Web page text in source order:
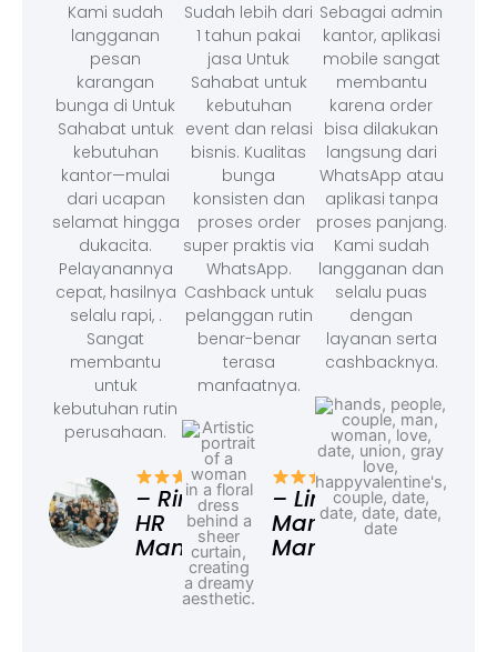
Kami sudah
langganan
pesan
karangan
bunga di Untuk
Sahabat untuk
kebutuhan
kantor—mulai
dari ucapan
selamat hingga
dukacita.
Pelayanannya
cepat, hasilnya
selalu rapi, .
Sangat
membantu
untuk
kebutuhan rutin
perusahaan.
– Rina,
HR
Manager
Sudah lebih dari
1 tahun pakai
jasa Untuk
Sahabat untuk
kebutuhan
event dan relasi
bisnis. Kualitas
bunga
konsisten dan
proses order
super praktis via
WhatsApp.
Cashback untuk
pelanggan rutin
benar-benar
terasa
manfaatnya.
– Linda,
Marketing
Manager
Sebagai admin
kantor, aplikasi
mobile sangat
membantu
karena order
bisa dilakukan
langsung dari
WhatsApp atau
aplikasi tanpa
proses panjang.
Kami sudah
langganan dan
selalu puas
dengan
layanan serta
cashbacknya.